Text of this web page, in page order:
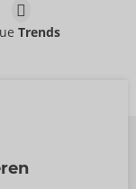
Trends